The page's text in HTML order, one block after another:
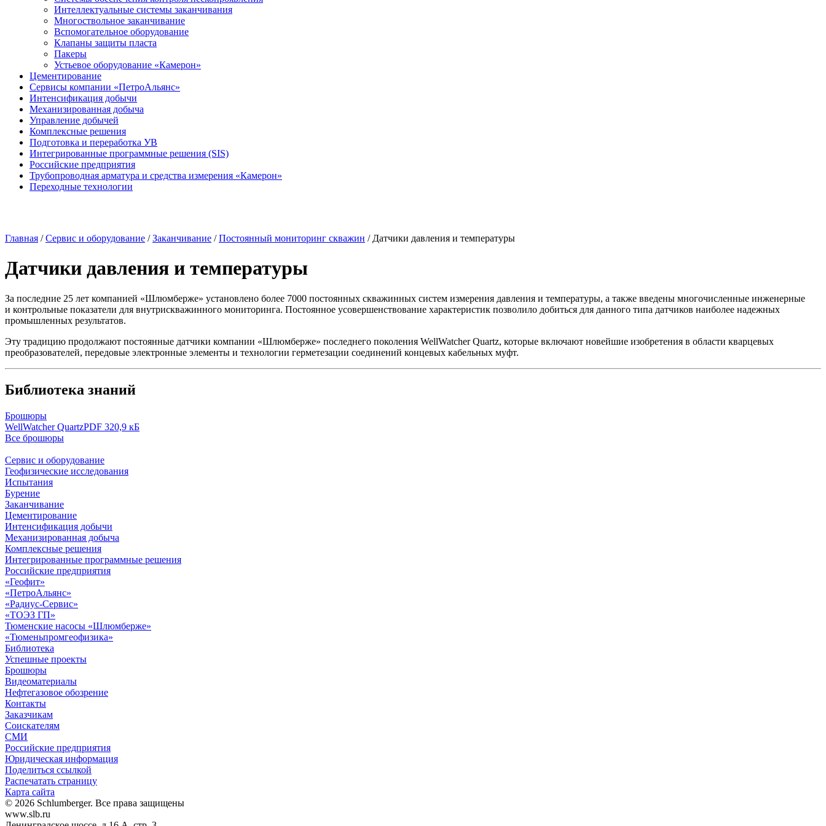
Интеллектуальные системы заканчивания
Многоствольное заканчивание
Вспомогательное оборудование
Клапаны защиты пласта
Пакеры
Устьевое оборудование «Камерон»
Цементирование
Сервисы компании «ПетроАльянс»
Интенсификация добычи
Механизированная добыча
Управление добычей
Комплексные решения
Подготовка и переработка УВ
Интегрированные программные решения (SIS)
Российские предприятия
Трубопроводная арматура и средства измерения «Камерон»
Переходные технологии
Главная /Сервис и оборудование /Заканчивание /Постоянный мониторинг скважин / Датчики давления и температуры
Датчики давления и температуры
За последние 25 лет компанией «Шлюмберже» установлено более 7000 постоянных скважинных систем измерения давления и температуры, а также введены многочисленные инженерные
и контрольные показатели для внутрискважинного мониторинга. Постоянное усовершенствование характеристик позволило добиться для данного типа датчиков наиболее надежных
промышленных результатов.
Эту традицию продолжают постоянные датчики компании «Шлюмберже» последнего поколения WellWatcher Quartz, которые включают новейшие изобретения в области кварцевых
преобразователей, передовые электронные элементы и технологии герметезации соединений концевых кабельных муфт.
Библиотека знаний
Брошюры
WellWatcher QuartzPDF 320,9 кБ
Все брошюры
Сервис и оборудование
Геофизические исследования
Испытания
Бурение
Заканчивание
Цементирование
Интенсификация добычи
Механизированная добыча
Комплексные решения
Интегрированные программные решения
Российские предприятия
«Геофит»
«ПетроАльянс»
«Радиус-Сервис»
«ТОЭЗ ГП»
Тюменские насосы «Шлюмберже»
«Тюменьпромгеофизика»
Библиотека
Успешные проекты
Брошюры
Видеоматериалы
Нефтегазовое обозрение
Контакты
Заказчикам
Соискателям
СМИ
Российские предприятия
Юридическая информация
Поделиться ссылкой
Распечатать страницу
Карта сайта
© 2026 Schlumberger. Все права защищены
www.slb.ru